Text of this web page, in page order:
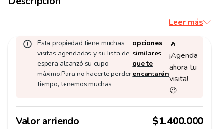
Leer más
Esta propiedad tiene muchas
visitas agendadas y su lista de
espera alcanzó su cupo
máximo.Para no hacerte perder
tiempo, tenemos muchas
opciones
similares
que te
encantarán
🔥
¡Agenda
ahora tu
visita!
😉
Valor arriendo $1.400.000